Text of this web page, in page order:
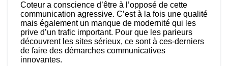
Coteur a conscience d’être à l’opposé de cette
communication agressive. C’est à la fois une qualité
mais également un manque de modernité qui les
prive d’un trafic important. Pour que les parieurs
découvrent les sites sérieux, ce sont à ces-derniers
de faire des démarches communicatives
innovantes.